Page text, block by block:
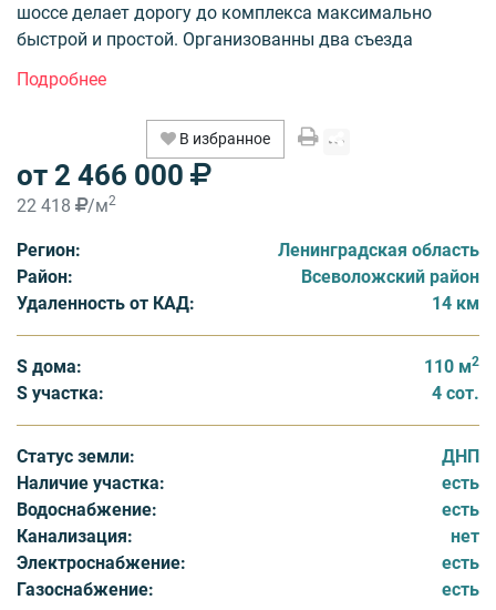
шоссе делает дорогу до комплекса максимально
быстрой и простой. Организованны два съезда
исключает блуждание в поисках поселка среди
местных населенных пунктов.
"Киссолово" состоит из 5 очередей, 5 из которых
практически полностью проданы: 1я и 2я полностью
ведётся строительство домов. Коммуникации сданы в
поселке в полном объёме: электричество, газ
(магистральный), вода (централизованная),
канализация (центральная), асфальтовые дороги. На
сегодняшний день покупателям предлагаются
штучные участки в разных очередях и дома.
Реализуются земельные участки без подряда, готовые
коттеджи и дуплексы (таунхаусы на 2 семьи). В
настоящий момент в наличии имеются 1 секция и 30
индивидуальных домов и 15 участков. Площадь
наделов варьируется от 4 до 18 соток в зависимости
от формата и размера жилья. Пакет коммуникаций
В избранное
от 2 466 000
22 418 /м2
Регион:
Ленинградская область
Район:
Всеволожский район
Удаленность от КАД:
14 км
S дома: 110 м2
S участка: 4 сот.
Статус земли:
ДНП
Наличие участка:
есть
Водоснабжение:
есть
Канализация:
нет
Электроснабжение:
есть
Газоснабжение:
есть